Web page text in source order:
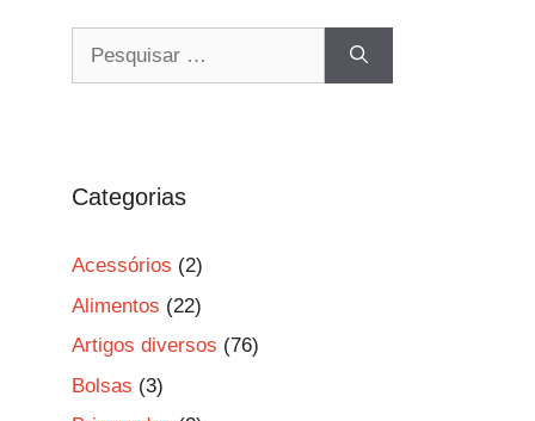
Categorias
Acessórios (2)
Alimentos (22)
Artigos diversos (76)
Bolsas (3)